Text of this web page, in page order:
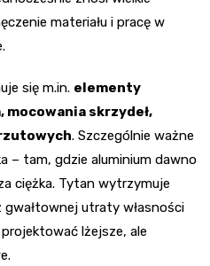
materiału i pracę w
się m.in. elementy
mocowania skrzydeł,
. Szczególnie ważne
– tam, gdzie aluminium dawno
ciężka. Tytan wytrzymuje
utraty własności
lżejsze, ale